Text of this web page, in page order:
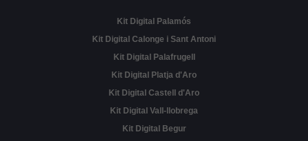
Kit Digital Palamós
Kit Digital Calonge i Sant Antoni
Kit Digital Palafrugell
Kit Digital Platja d'Aro
Kit Digital Castell d'Aro
Kit Digital Vall-llobrega
Kit Digital Begur